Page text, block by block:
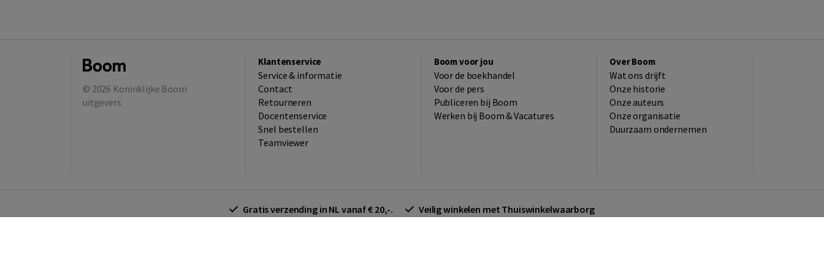
© 2026 Koninklijke Boom
uitgevers
Klantenservice
Service & informatie
Contact
Retourneren
Docentenservice
Snel bestellen
Teamviewer
Boom voor jou
Voor de boekhandel
Voor de pers
Publiceren bij Boom
Werken bij Boom & Vacatures
Over Boom
Wat ons drijft
Onze historie
Onze auteurs
Onze organisatie
Duurzaam ondernemen
Gratis verzending in NL vanaf € 20,-. Veilig winkelen met Thuiswinkelwaarborg